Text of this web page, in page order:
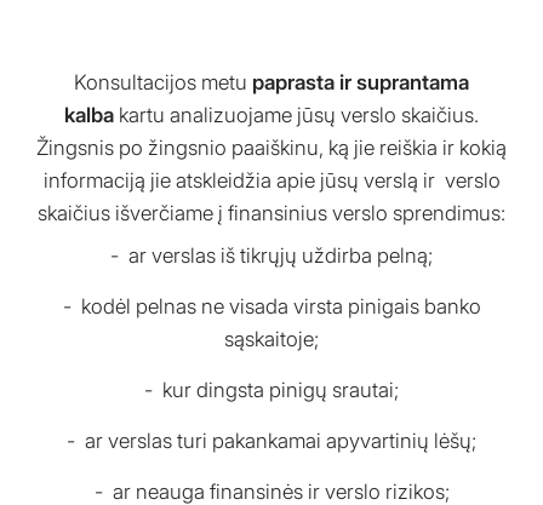
Konsultacijos metu paprasta ir suprantama
kalba kartu analizuojame jūsų verslo skaičius.
Žingsnis po žingsnio paaiškinu, ką jie reiškia ir kokią
informaciją jie atskleidžia apie jūsų verslą ir verslo
skaičius išverčiame į finansinius verslo sprendimus:
ar verslas iš tikrųjų uždirba pelną;
kodėl pelnas ne visada virsta pinigais banko
sąskaitoje;
kur dingsta pinigų srautai;
ar verslas turi pakankamai apyvartinių lėšų;
ar neauga finansinės ir verslo rizikos;